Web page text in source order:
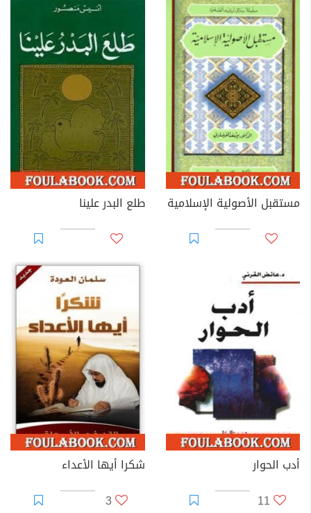
مستقبل الأصولية الإسلامية طلع البدر علينا
أدب الحوار
11
شكرا أيها الأعداء
3